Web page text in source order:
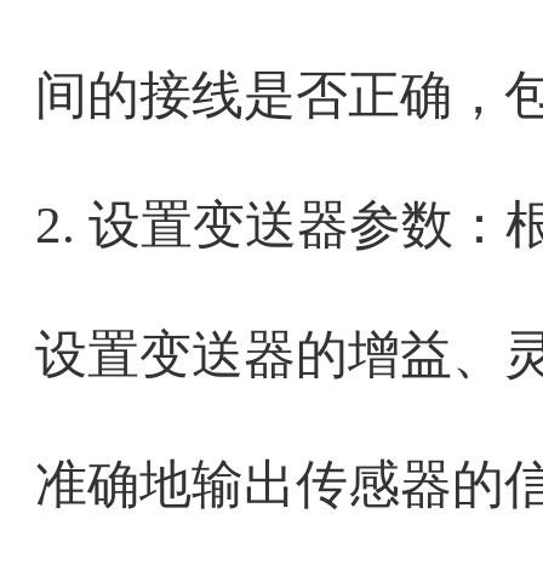
间的接线是否正确，
2. 设置变送器参数：
设置变送器的增益、
准确地输出传感器的